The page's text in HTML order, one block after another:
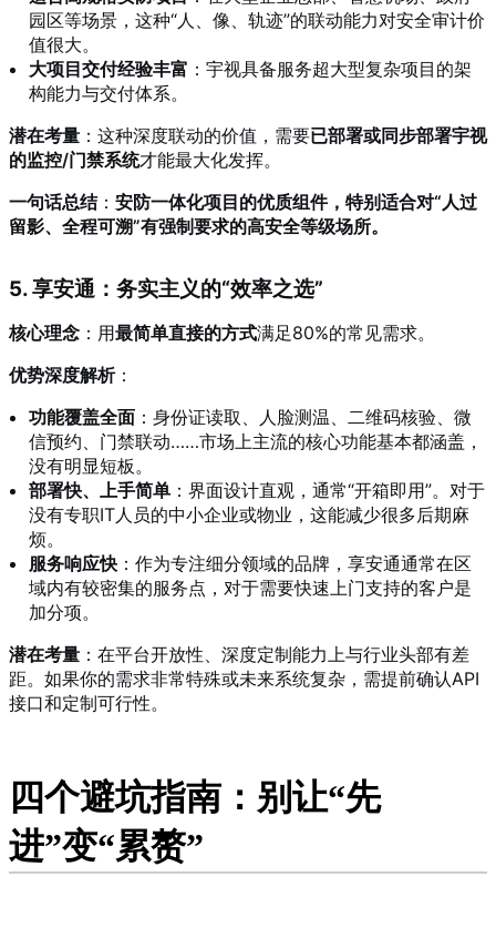
园区等场景，这种“人、像、轨迹”的联动能力对安全审计价
值很大。
大项目交付经验丰富 ：宇视具备服务超大型复杂项目的架
构能力与交付体系。
潜在考量 ：这种深度联动的价值，需要已部署或同步部署宇视
的监控/门禁系统才能最大化发挥。
一句话总结： 安防一体化项目的优质组件，特别适合对“人过
留影、全程可溯”有强制要求的高安全等级场所。
5. 享安通：务实主义的“效率之选”
核心理念 ：用最简单直接的方式满足80%的常见需求。
优势深度解析：
功能覆盖全面 ：身份证读取、人脸测温、二维码核验、微
信预约、门禁联动……市场上主流的核心功能基本都涵盖，
没有明显短板。
部署快、上手简单 ：界面设计直观，通常“开箱即用”。对于
没有专职IT人员的中小企业或物业，这能减少很多后期麻
烦。
服务响应快 ：作为专注细分领域的品牌，享安通通常在区
域内有较密集的服务点，对于需要快速上门支持的客户是
加分项。
潜在考量 ：在平台开放性、深度定制能力上与行业头部有差
距。如果你的需求非常特殊或未来系统复杂，需提前确认API
接口和定制可行性。
四个避坑指南：别让“先
进”变“累赘”